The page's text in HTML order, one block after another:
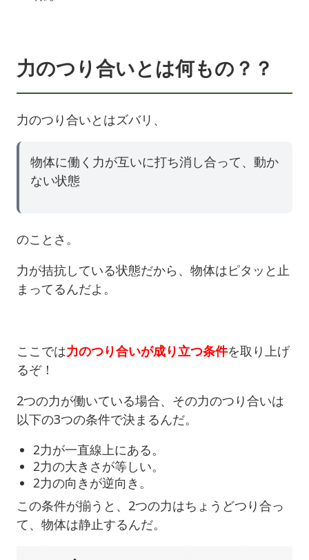
力のつり合いとは何もの？？
力のつり合いとはズバリ、
物体に働く力が互いに打ち消し合って、動か
ない状態
のことさ。
力が拮抗している状態だから、物体はピタッと止
まってるんだよ。
ここでは力のつり合いが成り立つ条件を取り上げ
るぞ！
2つの力が働いている場合、その力のつり合いは
以下の3つの条件で決まるんだ。
2力が一直線上にある。
2力の大きさが等しい。
2力の向きが逆向き。
この条件が揃うと、2つの力はちょうどつり合っ
て、物体は静止するんだ。